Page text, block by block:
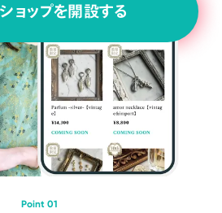
ョップを開設する
3つの理由
Point 01